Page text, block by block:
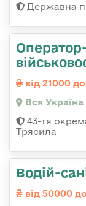
Державна
від 21000
Вся Україна
43-тя
Трясила
Водій-
від 50000